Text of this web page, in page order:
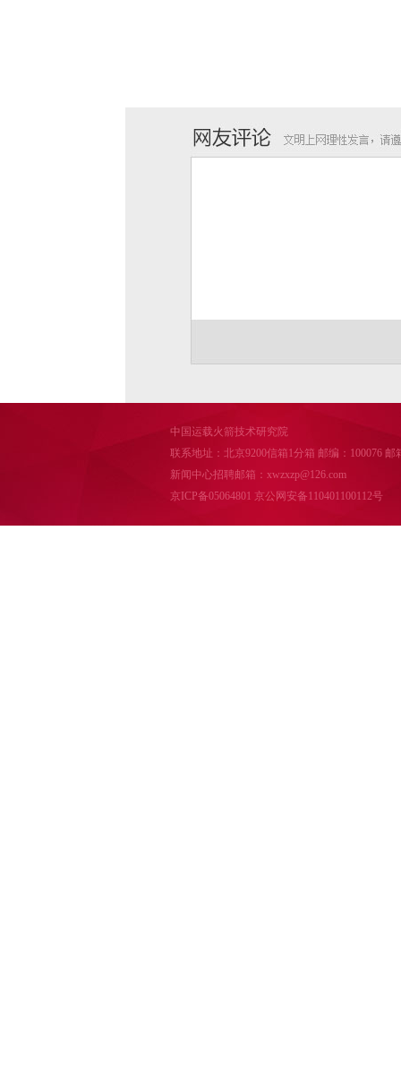
中国运载火箭技术研究院
联系地址：北京9200信箱1分箱 邮编：100076 邮
新闻中心招聘邮箱：xwzxzp@126.com
京ICP备05064801 京公网安备110401100112号